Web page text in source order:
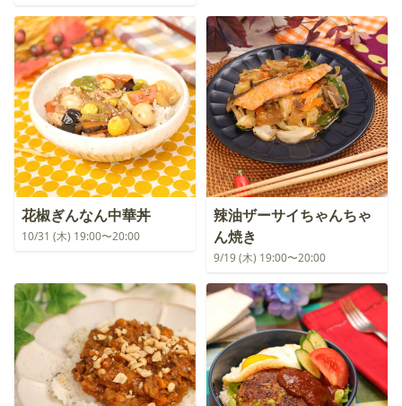
花椒ぎんなん中華丼
10/31 (木) 19:00〜20:00
辣油ザーサイちゃんちゃ
ん焼き
9/19 (木) 19:00〜20:00